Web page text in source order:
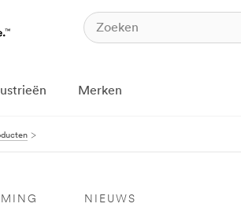
Merken
NIEUWS